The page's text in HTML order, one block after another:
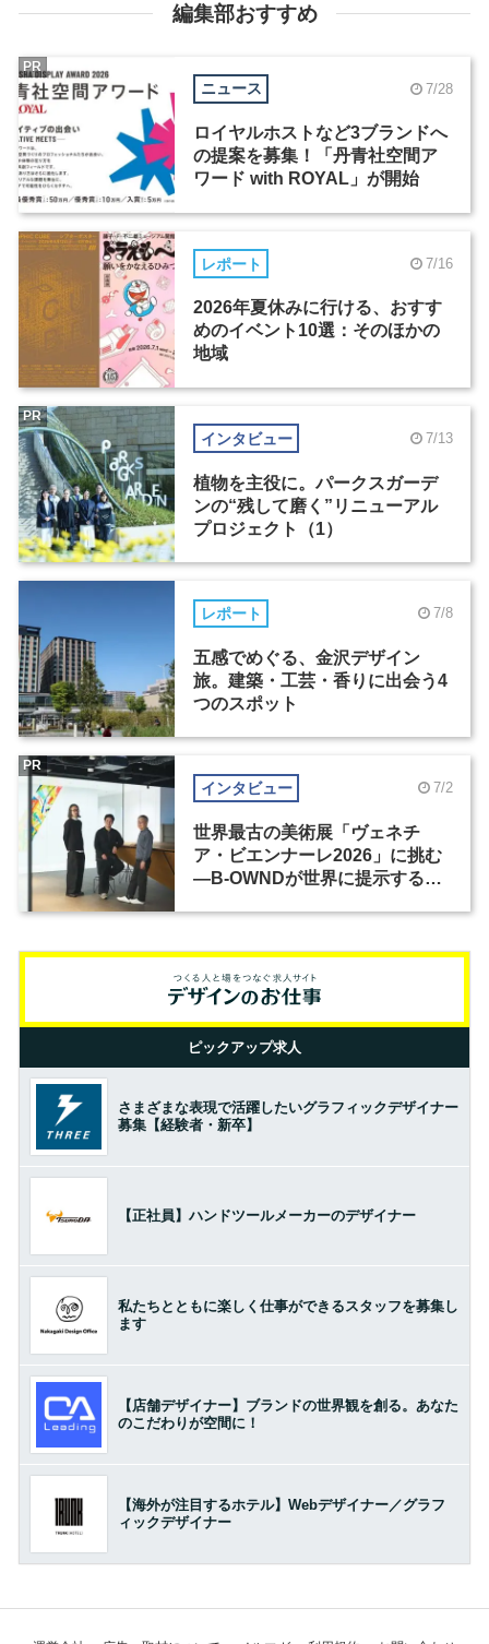
編集部おすすめ
ニュース 7/28
ロイヤルホストなど3ブランドへ
の提案を募集！「丹青社空間ア
ワード with ROYAL」が開始
PR
レポート 7/16
2026年夏休みに行ける、おすす
めのイベント10選：そのほかの
地域
インタビュー 7/13
植物を主役に。パークスガーデ
ンの“残して磨く”リニューアル
プロジェクト（1）
PR
レポート 7/8
五感でめぐる、金沢デザイン
旅。建築・工芸・香りに出会う4
つのスポット
インタビュー 7/2
世界最古の美術展「ヴェネチ
ア・ビエンナーレ2026」に挑む
―B-OWNDが世界に提示する美
PR
ピックアップ求人
さまざまな表現で活躍したいグラフィックデザイナー
募集【経験者・新卒】
【正社員】ハンドツールメーカーのデザイナー
私たちとともに楽しく仕事ができるスタッフを募集し
ます
【店舗デザイナー】ブランドの世界観を創る。あなた
のこだわりが空間に！
【海外が注目するホテル】Webデザイナー／グラフ
ィックデザイナー